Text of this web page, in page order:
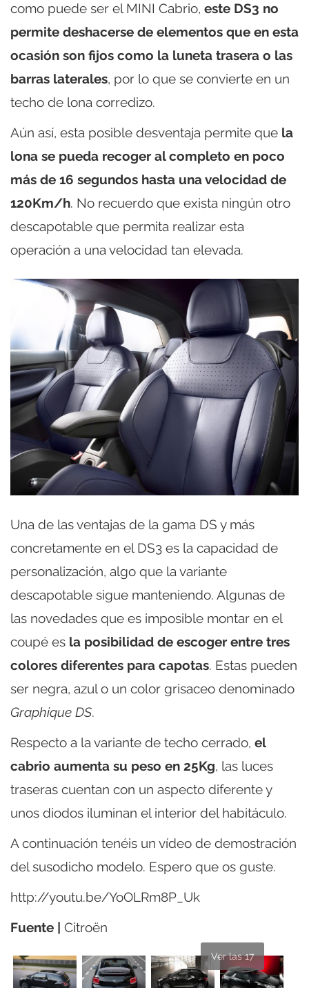
como puede ser el MINI Cabrio, este DS3 no
permite deshacerse de elementos que en esta
ocasión son fijos como la luneta trasera o las
barras laterales, por lo que se convierte en un
techo de lona corredizo.
Aún así, esta posible desventaja permite que la
lona se pueda recoger al completo en poco
más de 16 segundos hasta una velocidad de
120Km/h. No recuerdo que exista ningún otro
descapotable que permita realizar esta
operación a una velocidad tan elevada.
Una de las ventajas de la gama DS y más
concretamente en el DS3 es la capacidad de
personalización, algo que la variante
descapotable sigue manteniendo. Algunas de
las novedades que es imposible montar en el
coupé es la posibilidad de escoger entre tres
colores diferentes para capotas. Estas pueden
ser negra, azul o un color grisaceo denominado
Graphique DS.
Respecto a la variante de techo cerrado, el
cabrio aumenta su peso en 25Kg, las luces
traseras cuentan con un aspecto diferente y
unos diodos iluminan el interior del habitáculo.
A continuación tenéis un vídeo de demostración
del susodicho modelo. Espero que os guste.
http://youtu.be/YoOLRm8P_Uk
Fuente | Citroën
Ver las 17